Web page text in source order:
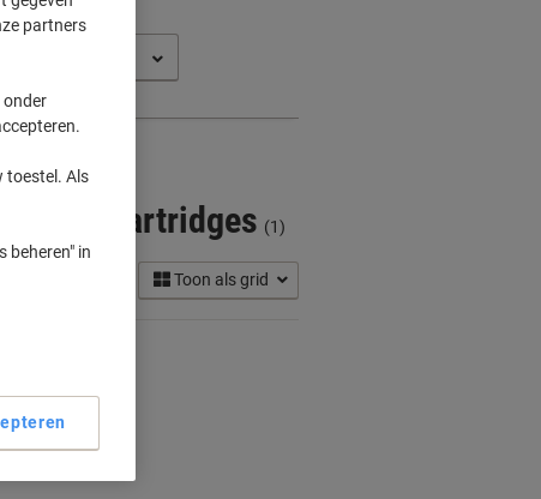
Inkt Cartridges (1)
Toon als grid
partners
onder
toestel. Als
beheren" in